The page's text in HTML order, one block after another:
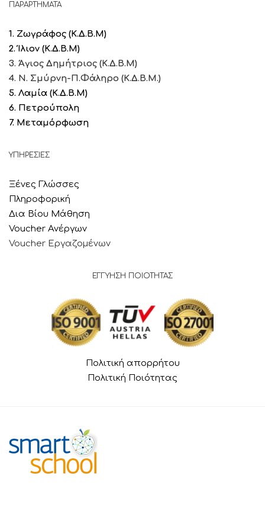
ΠΑΡΑΡΤΗΜΑΤΑ
1. Ζωγράφος (Κ.Δ.Β.Μ)
2. Ίλιον (Κ.Δ.Β.Μ)
3. Άγιος Δημήτριος (Κ.Δ.Β.Μ)
4. Ν. Σμύρνη-Π.Φάληρο (Κ.Δ.Β.Μ.)
5. Λαμία (Κ.Δ.Β.Μ)
6. Πετρούπολη
7. Μεταμόρφωση
ΥΠΗΡΕΣΙΕΣ
Ξένες Γλώσσες
Πληροφορική
Δια Βίου Μάθηση
Voucher Ανέργων
Voucher Εργαζομένων
ΕΓΓΥΗΣΗ ΠΟΙΟΤΗΤΑΣ
Πολιτική απορρήτου
Πολιτική Ποιότητας